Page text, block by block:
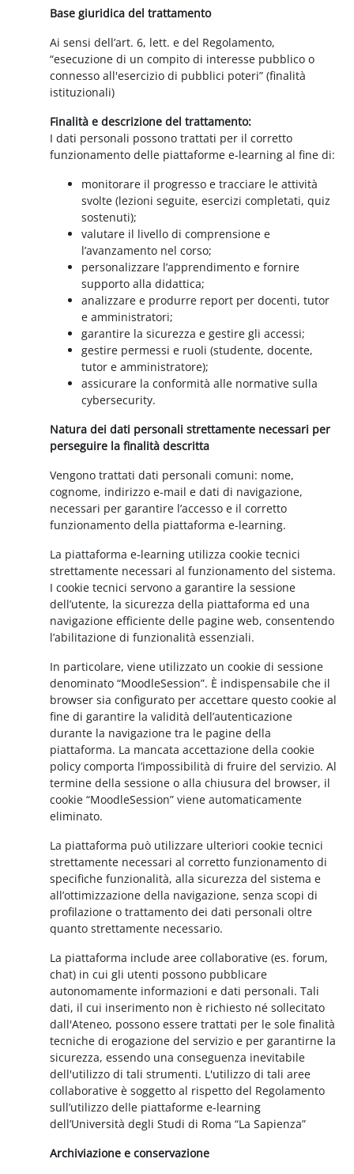
Base giuridica del trattamento
Ai sensi dell’art. 6, lett. e del Regolamento,
“esecuzione di un compito di interesse pubblico o
connesso all'esercizio di pubblici poteri” (finalità
istituzionali)
Finalità e descrizione del trattamento:
I dati personali possono trattati per il corretto
funzionamento delle piattaforme e-learning al fine di:
monitorare il progresso e tracciare le attività
svolte (lezioni seguite, esercizi completati, quiz
sostenuti);
valutare il livello di comprensione e
l’avanzamento nel corso;
personalizzare l’apprendimento e fornire
supporto alla didattica;
analizzare e produrre report per docenti, tutor
e amministratori;
garantire la sicurezza e gestire gli accessi;
gestire permessi e ruoli (studente, docente,
tutor e amministratore);
assicurare la conformità alle normative sulla
cybersecurity.
Natura dei dati personali strettamente necessari per
perseguire la finalità descritta
Vengono trattati dati personali comuni: nome,
cognome, indirizzo e-mail e dati di navigazione,
necessari per garantire l’accesso e il corretto
funzionamento della piattaforma e-learning.
La piattaforma e-learning utilizza cookie tecnici
strettamente necessari al funzionamento del sistema.
I cookie tecnici servono a garantire la sessione
dell’utente, la sicurezza della piattaforma ed una
navigazione efficiente delle pagine web, consentendo
l’abilitazione di funzionalità essenziali.
In particolare, viene utilizzato un cookie di sessione
denominato “MoodleSession”. È indispensabile che il
browser sia configurato per accettare questo cookie al
fine di garantire la validità dell’autenticazione
durante la navigazione tra le pagine della
piattaforma. La mancata accettazione della cookie
policy comporta l’impossibilità di fruire del servizio. Al
termine della sessione o alla chiusura del browser, il
cookie “MoodleSession” viene automaticamente
eliminato.
La piattaforma può utilizzare ulteriori cookie tecnici
strettamente necessari al corretto funzionamento di
specifiche funzionalità, alla sicurezza del sistema e
all’ottimizzazione della navigazione, senza scopi di
profilazione o trattamento dei dati personali oltre
quanto strettamente necessario.
La piattaforma include aree collaborative (es. forum,
chat) in cui gli utenti possono pubblicare
autonomamente informazioni e dati personali. Tali
dati, il cui inserimento non è richiesto né sollecitato
dall'Ateneo, possono essere trattati per le sole finalità
tecniche di erogazione del servizio e per garantirne la
sicurezza, essendo una conseguenza inevitabile
dell'utilizzo di tali strumenti. L'utilizzo di tali aree
collaborative è soggetto al rispetto del Regolamento
sull’utilizzo delle piattaforme e-learning
dell’Università degli Studi di Roma “La Sapienza”
Archiviazione e conservazione